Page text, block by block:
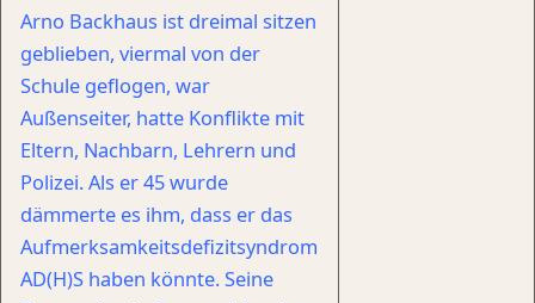
Arno Backhaus ist dreimal sitzen
geblieben, viermal von der
Schule geflogen, war
Außenseiter, hatte Konflikte mit
Eltern, Nachbarn, Lehrern und
Polizei. Als er 45 wurde
dämmerte es ihm, dass er das
Aufmerksamkeitsdefizitsyndrom
AD(H)S haben könnte. Seine